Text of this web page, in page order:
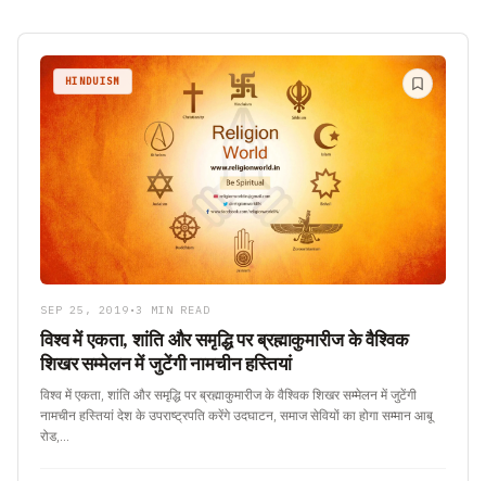
HINDUISM
SEP 25, 2019 • 3 MIN READ
विश्व में एकता, शांति और समृद्धि पर ब्रह्माकुमारीज के वैश्विक
शिखर सम्मेलन में जुटेंगी नामचीन हस्तियां
विश्व में एकता, शांति और समृद्धि पर ब्रह्माकुमारीज के वैश्विक शिखर सम्मेलन में जुटेंगी
नामचीन हस्तियां देश के उपराष्ट्रपति करेंगे उदघाटन, समाज सेवियों का होगा सम्मान आबू
रोड,…